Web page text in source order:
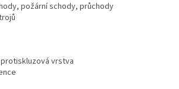
požární schody, průchody
vrstva